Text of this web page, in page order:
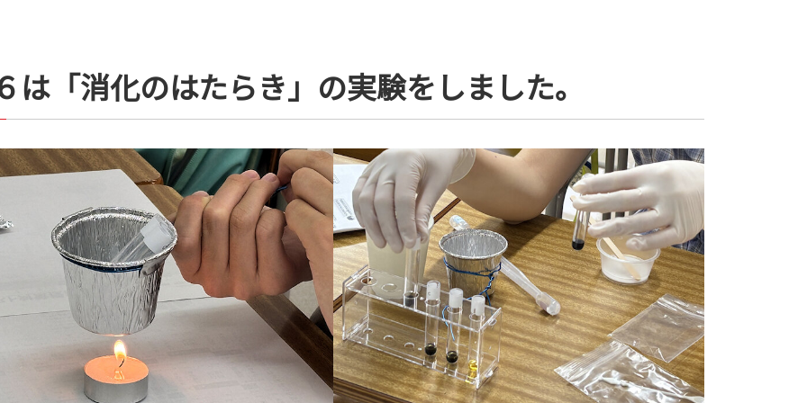
は 「消化のはたらき」の実験をしました。